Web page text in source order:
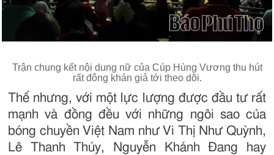
Trận chung kết nội dung nữ của Cúp Hùng Vương thu hút
rất đông khán giả tới theo dõi.
Thế nhưng, với một lực lượng được đầu tư rất
mạnh và đồng đều với những ngôi sao của
bóng chuyền Việt Nam như Vi Thị Như Quỳnh,
Lê Thanh Thúy, Nguyễn Khánh Đang hay